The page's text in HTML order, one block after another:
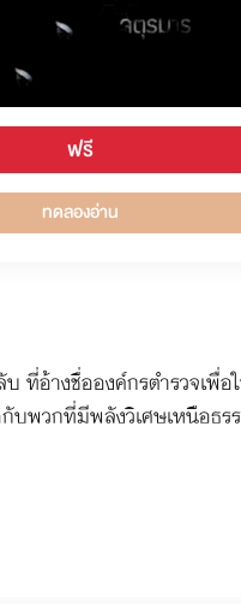
ฟรี
ทดลองอ่าน
บ ที่อ้างชื่อองค์กรตำรวจเพื่
กับพวกที่มีพลังวิเศษเหนือธ
ารปราบปรามและกักกัน ไม่